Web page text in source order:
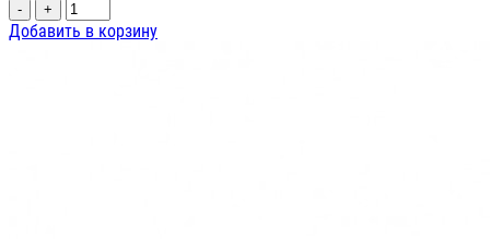
- +
Добавить в корзину